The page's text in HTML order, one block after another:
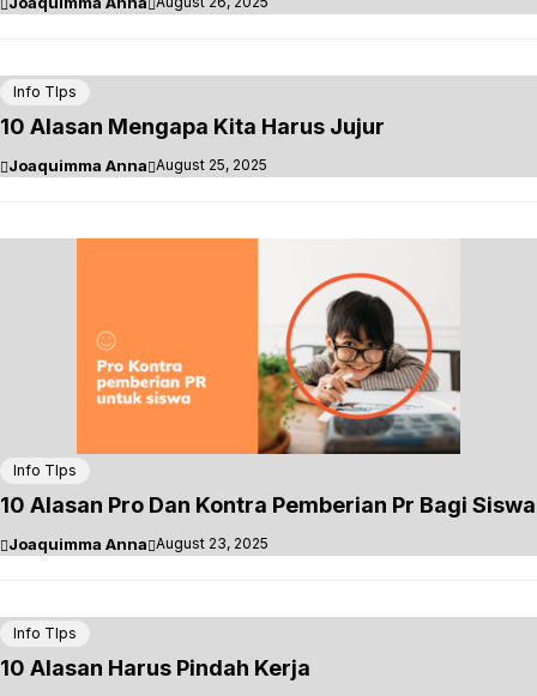
Info TIps
10 Alasan Mengapa Kita Harus Jujur
Joaquimma Anna August 25, 2025
Info TIps
10 Alasan Pro Dan Kontra Pemberian Pr Bagi Siswa
Joaquimma Anna August 23, 2025
Info TIps
10 Alasan Harus Pindah Kerja